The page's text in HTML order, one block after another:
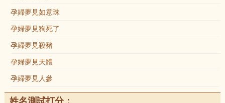
孕婦夢見如意珠
孕婦夢見狗死了
孕婦夢見殺豬
孕婦夢見天體
孕婦夢見人參
姓名測試打分：